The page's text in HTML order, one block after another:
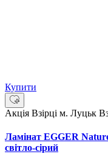
Купити
Акція Взірці м. Луцьк
Ламінат EGGER
світло-сірий